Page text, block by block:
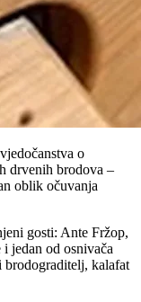
o
drvenih brodova –
oblik očuvanja
gosti: Ante Fržop,
jedan od osnivača
brodograditelj, kalafat